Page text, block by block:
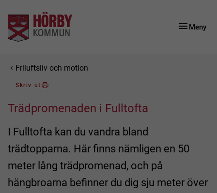
Gå till innehåll
Gå till huvudmeny
Gå till sidomeny
Meny
Du är här:
Friluftsliv och motion
Skriv ut
Trädpromenaden i Fulltofta
I Fulltofta kan du vandra bland
trädtopparna. Här finns nämligen en 50
meter lång trädpromenad, och på
hängbroarna befinner du dig sju meter över